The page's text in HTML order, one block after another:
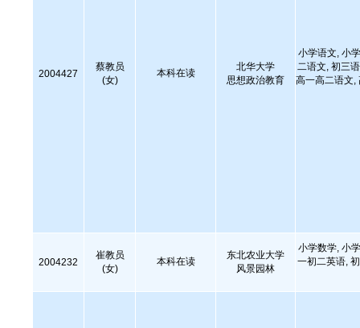
2004427
蔡教员
(女)
本科在读
北华大学
思想政治教育
小学语文, 小
二语文, 初三
高一高二语文,
2004232
崔教员
(女)
本科在读
东北农业大学
风景园林
小学数学, 小
一初二英语,